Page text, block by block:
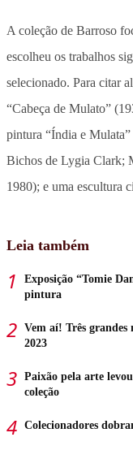
A coleção de Barroso
escolheu os trabalhos
selecionado. Para citar
“Cabeça de Mulato”
pintura “Índia e
Bichos de Lygia Clark;
1980); e uma escultura
Leia também
Exposição “Tomie
pintura
Vem aí! Três
2023
Paixão pela arte
coleção
Colecionadores